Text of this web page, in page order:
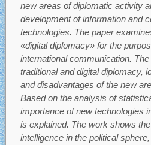
new areas of diplomatic activity
development of information and
technologies. The paper
«digital diplomacy» for the
international communication.
traditional and digital diplomacy,
and disadvantages of the new
Based on the analysis of
importance of new technologies
is explained. The work shows
intelligence in the political